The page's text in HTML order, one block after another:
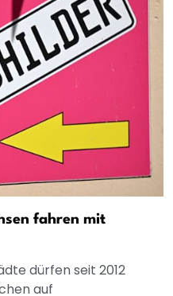
fahren mit
dürfen seit 2012
auf